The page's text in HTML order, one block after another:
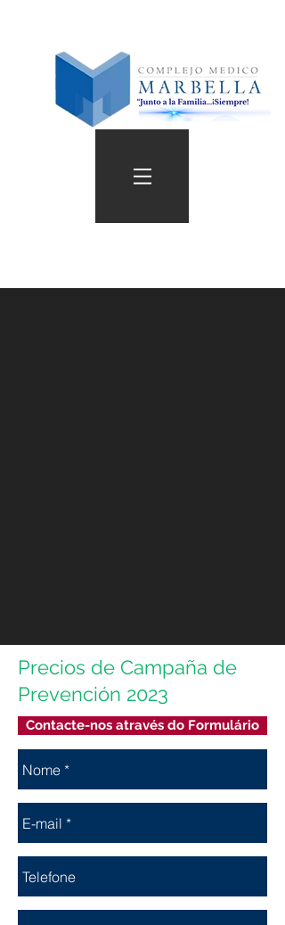
Precios de Campaña de
Prevención 2023
Contacte-nos através do Formulário